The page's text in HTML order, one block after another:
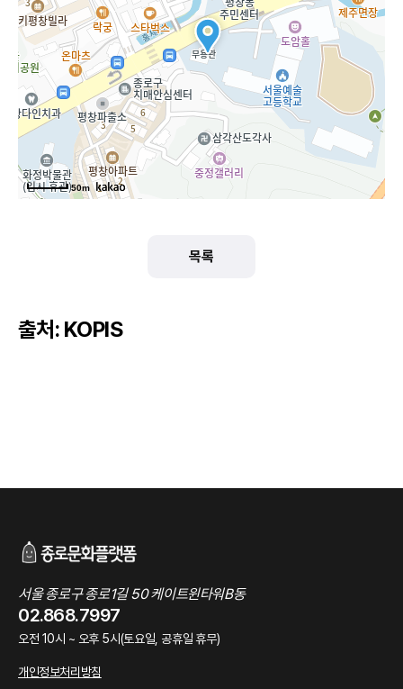
50m
목록
출처: KOPIS
서울 종로구 종로1길 50 케이트윈타워B동
02.868.7997
오전 10시 ~ 오후 5시(토요일, 공휴일 휴무)
개인정보처리방침